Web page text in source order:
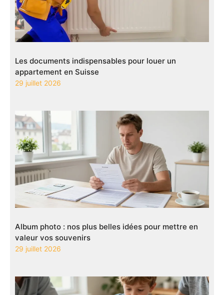
Les documents indispensables pour louer un
appartement en Suisse
29 juillet 2026
Album photo : nos plus belles idées pour mettre en
valeur vos souvenirs
29 juillet 2026